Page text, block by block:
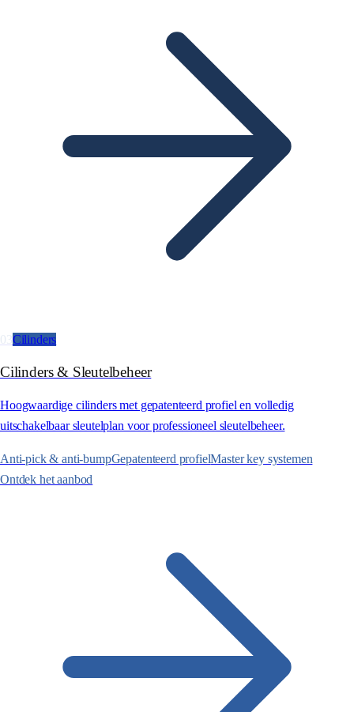
03Cilinders
Cilinders & Sleutelbeheer
Hoogwaardige cilinders met gepatenteerd profiel en volledig
uitschakelbaar sleutelplan voor professioneel sleutelbeheer.
Anti-pick & anti-bumpGepatenteerd profielMaster key systemen
Ontdek het aanbod